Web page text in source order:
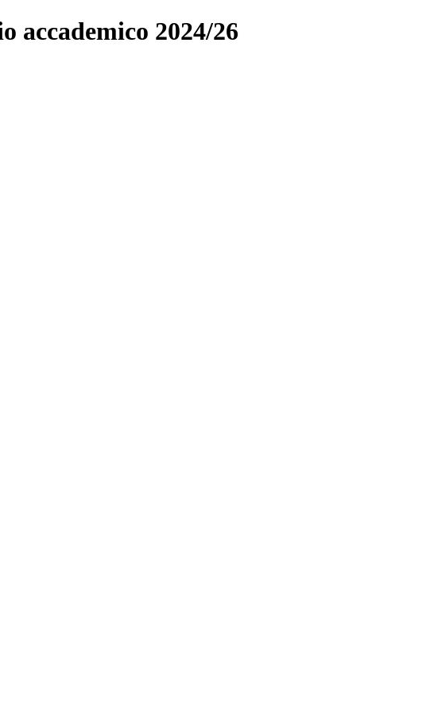
accademico 2024/26